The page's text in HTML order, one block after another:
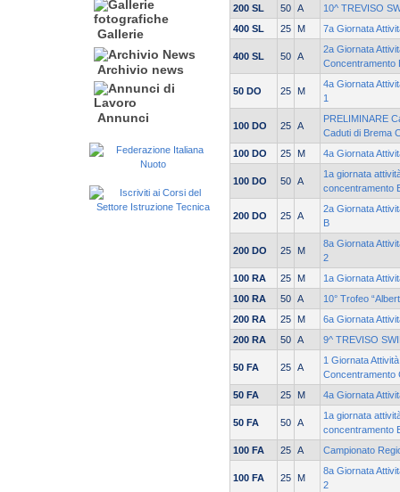
Gallerie
Archivio news
Annunci
200 SL
50 A
10^ TREVISO
400 SL
25 M 7a Giornata
400 SL 50 A
2a Giornata
Concentramento
50 DO 25 M
4a Giornata
1
100 DO 25 A
PRELIMINARE
Caduti di Brema
100 DO
25 M 4a Giornata
100 DO 50 A
1a giornata
concentramento
200 DO 25 A
2a Giornata
B
200 DO 25 M
8a Giornata
2
100 RA
25 M
1a Giornata
100 RA
50 A
10° Trofeo
200 RA
25 M
6a Giornata
200 RA
50 A 9^ TREVISO
50 FA 25 A
1 Giornata
Concentramento
50 FA
25 M 4a Giornata
50 FA 50 A
1a giornata
concentramento
100 FA
25 A Campionato
100 FA 25 M
8a Giornata
2